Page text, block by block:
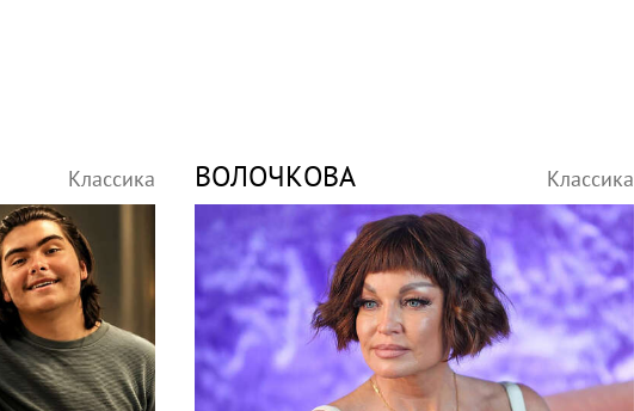
Классика ВОЛОЧКОВА Классика